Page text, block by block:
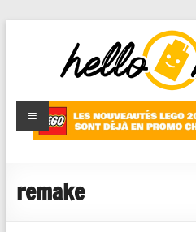
HelloBricks
Blog LEGO,
nouveaut�s
reviews
remake